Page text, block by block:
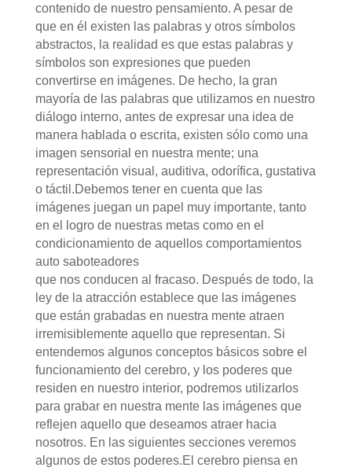
contenido de nuestro pensamiento. A pesar de
que en él existen las palabras y otros símbolos
abstractos, la realidad es que estas palabras y
símbolos son expresiones que pueden
convertirse en imágenes. De hecho, la gran
mayoría de las palabras que utilizamos en nuestro
diálogo interno, antes de expresar una idea de
manera hablada o escrita, existen sólo como una
imagen sensorial en nuestra mente; una
representación visual, auditiva, odorífica, gustativa
o táctil.Debemos tener en cuenta que las
imágenes juegan un papel muy importante, tanto
en el logro de nuestras metas como en el
condicionamiento de aquellos comportamientos
auto saboteadores
que nos conducen al fracaso. Después de todo, la
ley de la atracción establece que las imágenes
que están grabadas en nuestra mente atraen
irremisiblemente aquello que representan. Si
entendemos algunos conceptos básicos sobre el
funcionamiento del cerebro, y los poderes que
residen en nuestro interior, podremos utilizarlos
para grabar en nuestra mente las imágenes que
reflejen aquello que deseamos atraer hacia
nosotros. En las siguientes secciones veremos
algunos de estos poderes.El cerebro piensa en